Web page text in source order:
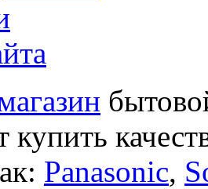
купить
Panasonic,